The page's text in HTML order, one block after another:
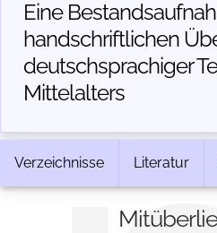
Eine
handschriftlichen
deutschsprachiger
Mittelalters
Verzeichnisse Literatur